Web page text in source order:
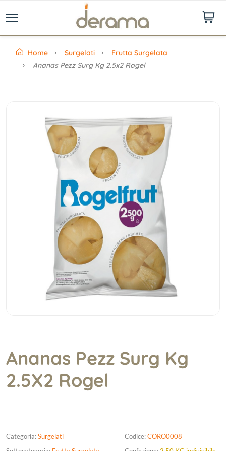
Home Surgelati
Frutta Surgelata
Ananas Pezz Surg Kg 2.5x2 Rogel
Ananas Pezz Surg Kg
2.5X2 Rogel
Categoria:Surgelati
Codice:CORO0008